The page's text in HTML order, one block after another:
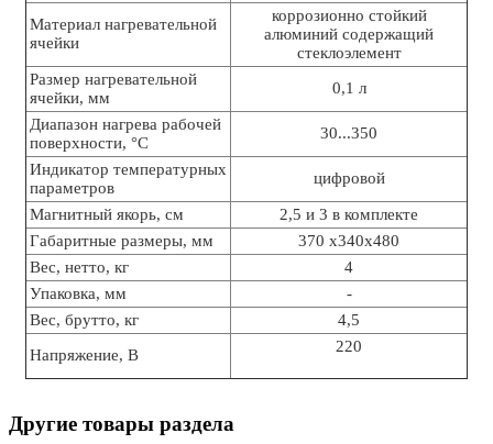
Материал нагревательной
ячейки
коррозионно стойкий
алюминий содержащий
стеклоэлемент
Размер нагревательной
ячейки, мм
0,1 л
Диапазон нагрева рабочей
поверхности, °C
30...350
Индикатор температурных
параметров
цифровой
Магнитный якорь, см
2,5 и 3 в комплекте
Габаритные размеры, мм
370 х340х480
Вес, нетто, кг
4
Упаковка, мм
-
Вес, брутто, кг
4,5
Напряжение, В
220
Другие товары раздела